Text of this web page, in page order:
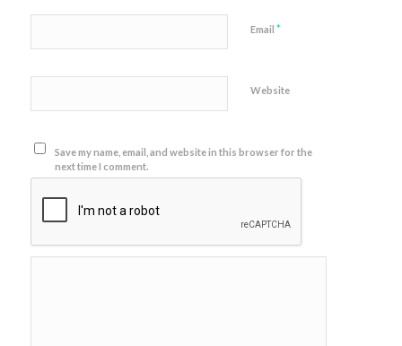
Email *
Website
Save my name, email, and website in this browser for the
next time I comment.